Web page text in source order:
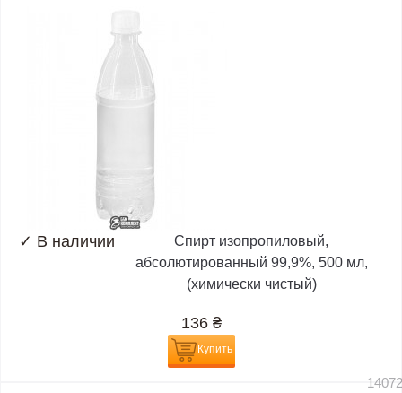
✓ В наличии
Спирт изопропиловый,
абсолютированный 99,9%, 500 мл,
(химически чистый)
136 ₴
Купить